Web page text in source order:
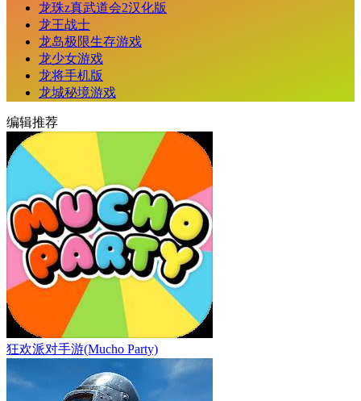
龙珠z真武道会2汉化版
龙王战士
龙岛极限生存游戏
龙少女游戏
龙将手机版
龙城秘境游戏
编辑推荐
狂欢派对手游(Mucho Party)